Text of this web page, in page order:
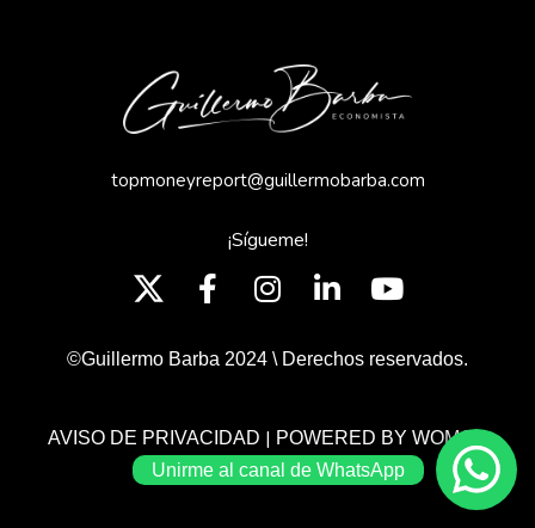
topmoneyreport@guillermobarba.com
¡Sígueme!
©Guillermo Barba 2024 \ Derechos reservados.
AVISO DE PRIVACIDAD | POWERED BY WOMGP
Unirme al canal de WhatsApp